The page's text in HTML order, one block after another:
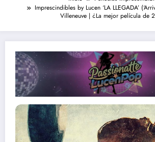
Imprescindibles by Lucen ‘LA LLEGADA’
Villeneuve | ¿La mejor película de